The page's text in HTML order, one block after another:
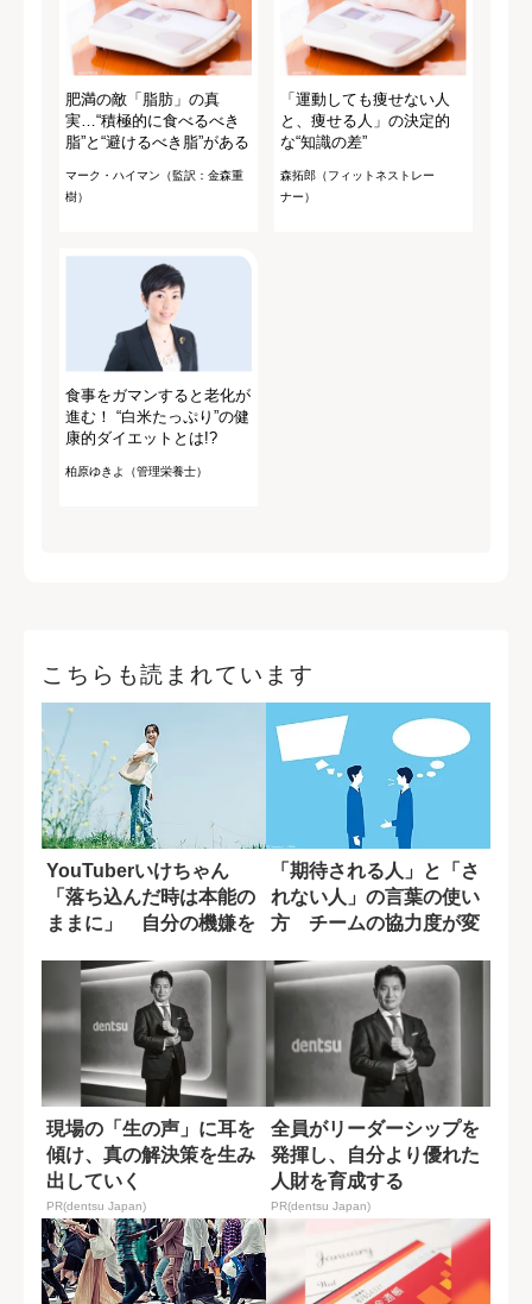
肥満の敵「脂肪」の真
実…“積極的に食べるべき
脂”と“避けるべき脂”がある
マーク・ハイマン（監訳：金森重
樹）
「運動しても痩せない人
と、痩せる人」の決定的
な“知識の差”
森拓郎（フィットネストレー
ナー）
食事をガマンすると老化が
進む！ “白米たっぷり”の健
康的ダイエットとは!?
柏原ゆきよ（管理栄養士）
こちらも読まれています
YouTuberいけちゃん
「落ち込んだ時は本能の
ままに」 自分の機嫌を
「期待される人」と「さ
れない人」の言葉の使い
方 チームの協力度が変
現場の「生の声」に耳を
傾け、真の解決策を生み
出していく
PR(dentsu Japan)
全員がリーダーシップを
発揮し、自分より優れた
人財を育成する
PR(dentsu Japan)